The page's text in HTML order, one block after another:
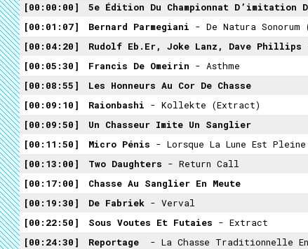
00:00:00
5e Édition Du Championnat D’imitation De Brame Du
00:01:07
Bernard Parmegiani - De Natura
00:04:20
Rudolf Eb.er, Joke Lanz, Dave Phillips
00:05:30
Francis De Omeirin - Asthme
00:08:55
Les Honneurs Au Cor De Chasse
00:09:10
Raionbashi - Kollekte (extract)
00:09:50
Un Chasseur Imite Un Sanglier
00:11:50
Micro Pénis - Lorsque La Lune Est
00:13:00
Two Daughters - Return Call
00:17:00
Chasse Au Sanglier En Meute
00:19:30
De Fabriek - Verval
00:22:50
Sous Voutes Et Futaies - Extract
00:24:30
Reportage
- La Chasse Traditionnelle